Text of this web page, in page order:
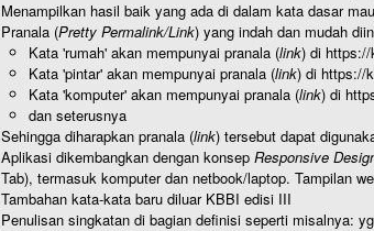
Menampilkan hasil baik yang ada di dalam kata dasar
Pranala (Pretty Permalink/Link) yang indah dan mudah
Kata 'rumah' akan mempunyai pranala (link) di https://
Kata 'pintar' akan mempunyai pranala (link) di https://
Kata 'komputer' akan mempunyai pranala (link) di
dan seterusnya
Sehingga diharapkan pranala (link) tersebut dapat
Aplikasi dikembangkan dengan konsep Responsive
Tab), termasuk komputer dan netbook/laptop. Tampilan
Tambahan kata-kata baru diluar KBBI edisi III
Penulisan singkatan di bagian definisi seperti misalnya: